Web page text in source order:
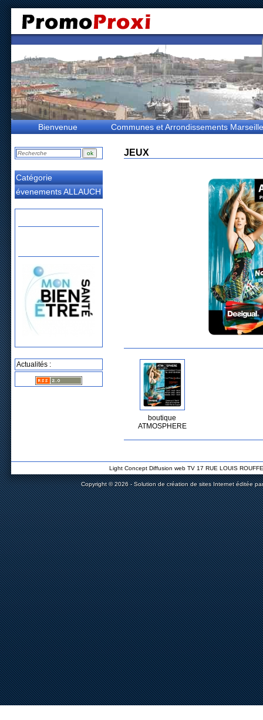
Bienvenue Communes et Arrondissements Marseille
Catégorie
évenements ALLAUCH
Actualités :
JEUX
boutique
ATMOSPHERE
Light Concept Diffusion web TV 17 RUE LOUIS
Copyright © 2026 - Solution de création de sites Internet éditée